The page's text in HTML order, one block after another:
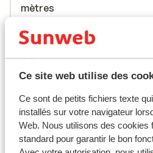
Ce site web utilise des
Ce sont de petits fichiers texte
installés sur votre navigateur
Web. Nous utilisons des cookies
standard pour garantir le bon
mètres
Forfait, cours et
Cours de ski
Matériel de ski